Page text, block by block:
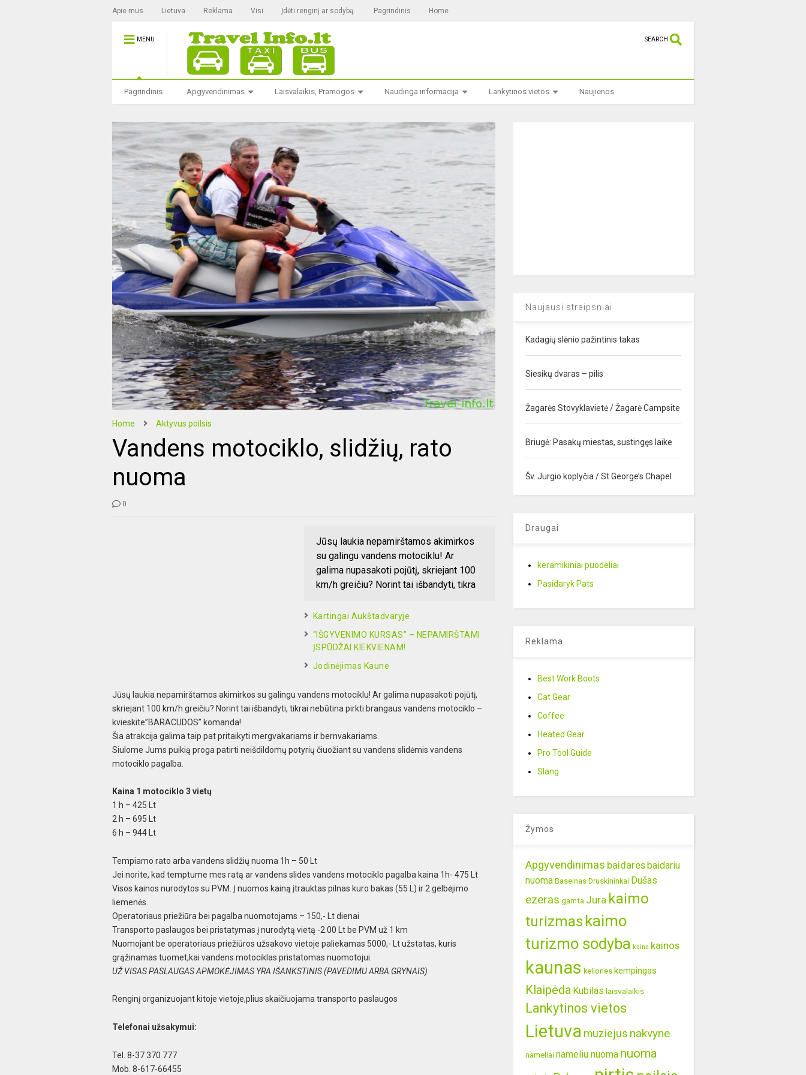
Apie mus Lietuva Reklama Visi Įdėti renginį ar sodybą. Pagrindinis Home
MENU SEARCH
Pagrindinis Apgyvendinimas Laisvalaikis, Pramogos Naudinga informacija Lankytinos vietos Naujienos
Home Aktyvus poilsis
Vandens motociklo, slidžių, rato
nuoma
0
Jūsų laukia nepamirštamos akimirkos
su galingu vandens motociklu! Ar
galima nupasakoti pojūtį, skriejant 100
km/h greičiu? Norint tai išbandyti, tikra
Kartingai Aukštadvaryje
“IŠGYVENIMO KURSAS” – NEPAMIRŠTAMI
ĮSPŪDŽAI KIEKVIENAM!
Jodinėjimas Kaune
Jūsų laukia nepamirštamos akimirkos su galingu vandens motociklu! Ar galima nupasakoti pojūtį,
skriejant 100 km/h greičiu? Norint tai išbandyti, tikrai nebūtina pirkti brangaus vandens motociklo –
kvieskite”BARACUDOS” komanda!
Šia atrakcija galima taip pat pritaikyti mergvakariams ir bernvakariams.
Siulome Jums puikią proga patirti neišdildomų potyrių čiuožiant su vandens slidėmis vandens
motociklo pagalba.
Kaina 1 motociklo 3 vietų
1 h – 425 Lt
2 h – 695 Lt
6 h – 944 Lt
Tempiamo rato arba vandens slidžių nuoma 1h – 50 Lt
Jei norite, kad temptume mes ratą ar vandens slides vandens motociklo pagalba kaina 1h- 475 Lt
Visos kainos nurodytos su PVM. Į nuomos kainą įtrauktas pilnas kuro bakas (55 L) ir 2 gelbėjimo
liemenės.
Operatoriaus priežiūra bei pagalba nuomotojams – 150,- Lt dienai
Transporto paslaugos bei pristatymas į nurodytą vietą -2.00 Lt be PVM už 1 km
Nuomojant be operatoriaus priežiūros užsakovo vietoje paliekamas 5000,- Lt užstatas, kuris
grąžinamas tuomet,kai vandens motociklas pristatomas nuomotojui.
UŽ VISAS PASLAUGAS APMOKĖJIMAS YRA IŠANKSTINIS (PAVEDIMU ARBA GRYNAIS)
Renginį organizuojant kitoje vietoje,plius skaičiuojama transporto paslaugos
Telefonai užsakymui:
Tel. 8-37 370 777
Mob. 8-617-66455
Naujausi straipsniai
Kadagių slėnio pažintinis takas
Siesikų dvaras – pilis
Žagarės Stovyklavietė / Žagarė Campsite
Briugė: Pasakų miestas, sustingęs laike
Šv. Jurgio koplyčia / St George’s Chapel
Draugai
keramikiniai puodeliai
Pasidaryk Pats
Reklama
Best Work Boots
Cat Gear
Coffee
Heated Gear
Pro Tool Guide
Slang
Žymos
Apgyvendinimas baidaresbaidariu
nuoma Baseinas Druskininkai Dušas
ezeras gamta Jura kaimo
turizmas kaimo
turizmo sodyba kaina kainos
kaunas keliones kempingas
Klaipėda Kubilas laisvalaikis
Lankytinos vietos
Lietuva muziejus nakvyne
nameliai nameliu nuoma nuoma